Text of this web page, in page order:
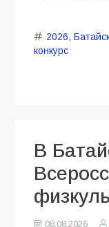
2026,
конкурс
В
08.08.2026